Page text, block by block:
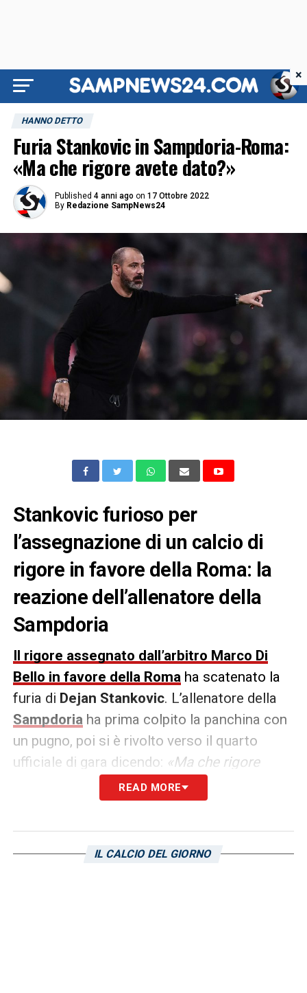
HANNO DETTO
Furia Stankovic in Sampdoria-Roma:
«Ma che rigore avete dato?»
Published 4 anni ago on 17 Ottobre 2022
By Redazione SampNews24
Stankovic furioso per
l’assegnazione di un calcio di
rigore in favore della Roma: la
reazione dell’allenatore della
Sampdoria
Il rigore assegnato dall’arbitro Marco Di
Bello in favore della Romaha scatenato la
furia di Dejan Stankovic. L’allenatore della
Sampdoriaha prima colpito la panchina con
un pugno, poi si è rivolto verso il quarto
ufficiale di gara dicendo: «Ma che rigore
. Puntuale la risposta di
, che ha replicato a distanza:
READ MORE
IL CALCIO DEL GIORNO
×